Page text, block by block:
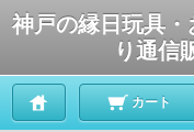
神戸の縁日玩具
り通信
カート